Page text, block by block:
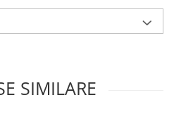
SIMILARE